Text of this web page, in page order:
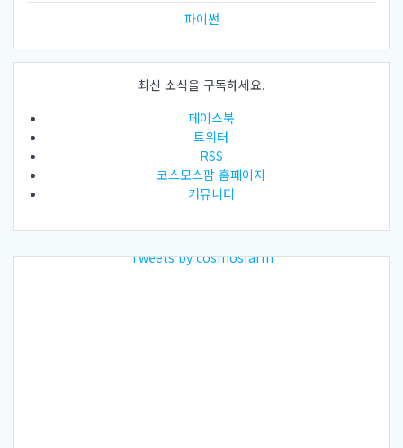
파이썬
최신 소식을 구독하세요.
페이스북
트위터
RSS
코스모스팜 홈페이지
커뮤니티
Tweets by cosmosfarm